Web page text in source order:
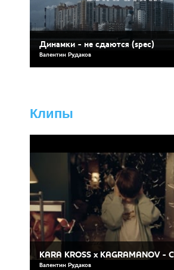
Динамки - не сдаются (spec)
Валентин Рудаков
Клипы
KARA KROSS x KAGRAMANOV -
Валентин Рудаков